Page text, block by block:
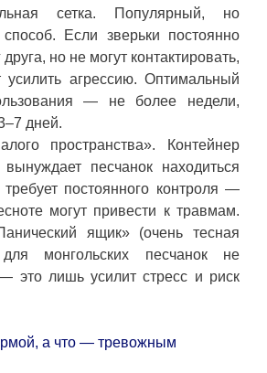
сетка. Популярный, но
Если зверьки постоянно
друга, но не могут контактировать,
усилить агрессию. Оптимальный
— не более недели,
дней.
пространства». Контейнер
песчанок находиться
постоянного контроля —
могут привести к травмам.
ящик» (очень тесная
для монгольских песчанок не
это лишь усилит стресс и риск
а что — тревожным